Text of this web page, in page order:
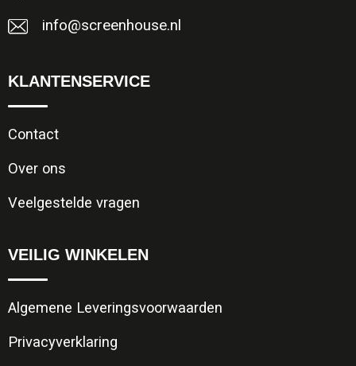
info@screenhouse.nl
KLANTENSERVICE
Contact
Over ons
Veelgestelde vragen
VEILIG WINKELEN
Algemene Leveringsvoorwaarden
Privacyverklaring